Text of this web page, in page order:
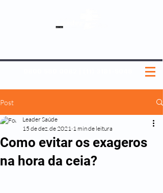
Post
Como evitar os exageros
na hora da ceia?
Leader Saúde
15 de dez. de 2021 1 min de leitura